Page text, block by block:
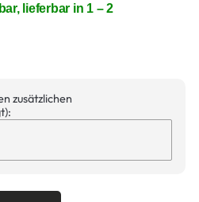
lieferbar in 1 – 2
zusätzlichen